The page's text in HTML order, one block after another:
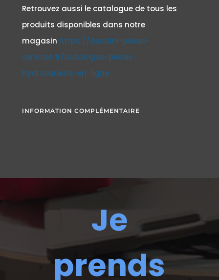
Retrouvez aussi le catalogue de tous les
produits disponibles dans notre
magasin https://assaini-pieces-
services.fr/catalogue-pieces-
hydrocureurs-en-ligne
INFORMATION COMPLÉMENTAIRE
Je
prends